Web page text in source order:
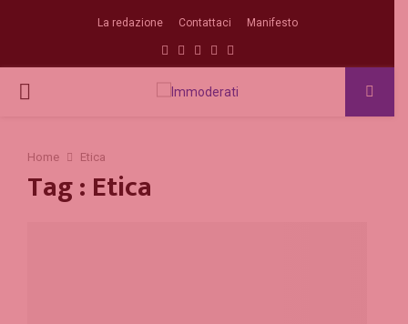
La redazione Contattaci Manifesto
Facebook
TwitterInstagram
Linkedin
Email
PRIMARY
Home Etica
Tag : Etica